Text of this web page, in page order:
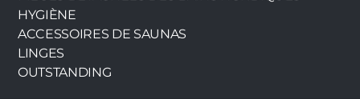
HYGIÈNE
ACCESSOIRES DE SAUNAS
LINGES
OUTSTANDING